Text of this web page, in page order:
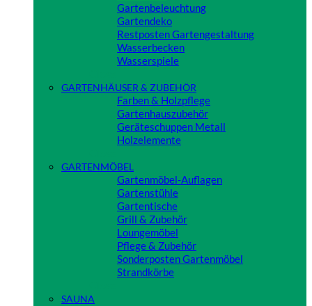
Gartenbeleuchtung
Gartendeko
Restposten Gartengestaltung
Wasserbecken
Wasserspiele
GARTENHÄUSER & ZUBEHÖR
Farben & Holzpflege
Gartenhauszubehör
Geräteschuppen Metall
Holzelemente
GARTENMÖBEL
Gartenmöbel-Auflagen
Gartenstühle
Gartentische
Grill & Zubehör
Loungemöbel
Pflege & Zubehör
Sonderposten Gartenmöbel
Strandkörbe
SAUNA